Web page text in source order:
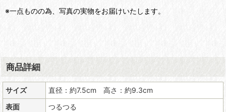
※一点ものの為、写真の実物をお届けいたします。
商品詳細
サイズ
直径：約7.5cm 高さ：約9.3cm
表面
つるつる